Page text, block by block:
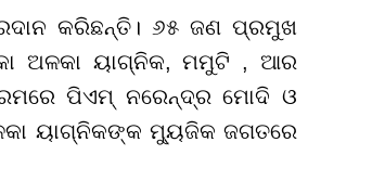
କରିଛନ୍ତି। ୬୫ ଜଣ ପ୍ରମୁଖ
ଅଳକା ୟାଗ୍ନିକ, ମମୁଟି , ଆର
ପିଏମ୍ ନରେନ୍ଦ୍ର ମୋଦି ଓ
ୟାଗ୍ନିକଙ୍କ ମ୍ୟୁଜିକ ଜଗତରେ